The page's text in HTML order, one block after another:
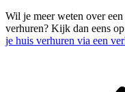
Wil je meer weten over
verhuren? Kijk dan eens
je huis verhuren via een